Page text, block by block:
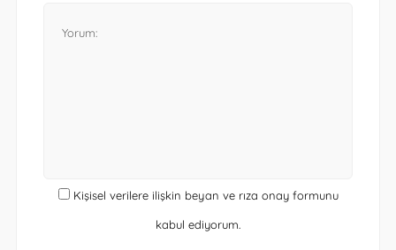
Kişisel verilere ilişkin beyan ve rıza onay formunu
kabul ediyorum.